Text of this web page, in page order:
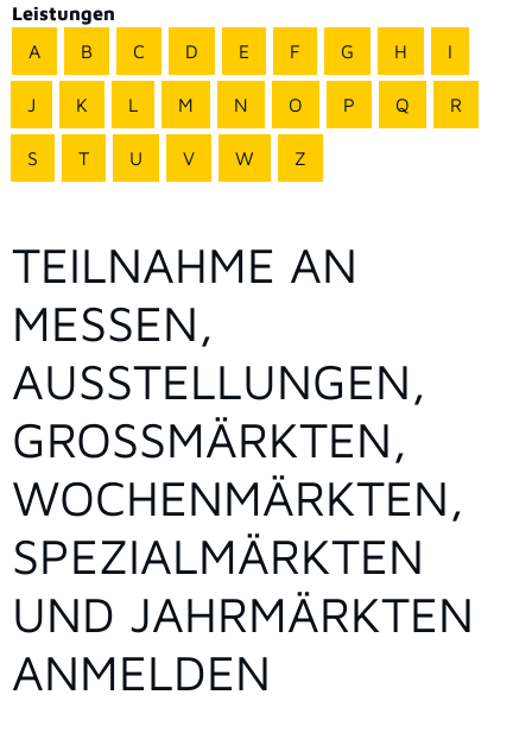
Leistungen
A
B C D E F G H I
J K L M N O P Q R
S T U V W Z
TEILNAHME AN
MESSEN,
AUSSTELLUNGEN,
GROSSMÄRKTEN, W
OCHENMÄRKTEN, S
PEZIALMÄRKTEN U
ND JAHRMÄRKTEN A
NMELDEN